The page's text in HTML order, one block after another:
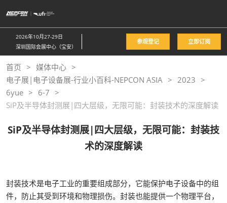
接
跳
至
内
容
2026年10月27-29日
深圳国际会展中心（宝安）
参观登记 立即订阅
首页
媒体中心
电子展|电子设备展-行业小百科-NEPCON ASIA
2023
6yue
6-7
SiP及半导体封测展|四大层级，无限可能：封装技术的深度解读
SiP及半导体封测展|四大层级，无限可能：封装技
术的深度解读
封装技术是电子工业的重要组成部分，它能保护电子设备中的组
件，防止其受到环境和物理损伤。封装也能提供一个物理平台，